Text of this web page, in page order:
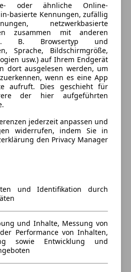
oder ähnliche Online-
basierte Kennungen, zufällig
netzwerkbasierte
zusammen mit anderen
B. Browsertyp und
Sprache, Bildschirmgröße,
usw.) auf Ihrem Endgerät
dort ausgelesen werden, um
wenn es eine App
aufruft. Dies geschieht für
der hier aufgeführten
jederzeit anpassen und
widerrufen, indem Sie in
den Privacy Manager
und Identifikation durch
und Inhalte, Messung von
Performance von Inhalten,
sowie Entwicklung und